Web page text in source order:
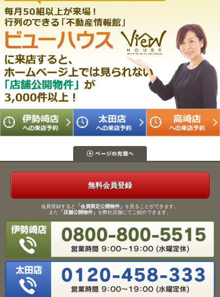
無料会員登録
会員登録すると 「会員限定公開物件」 を見ることができます。
また 「店舗公開物件」 を弊社店舗にてご紹介できます。